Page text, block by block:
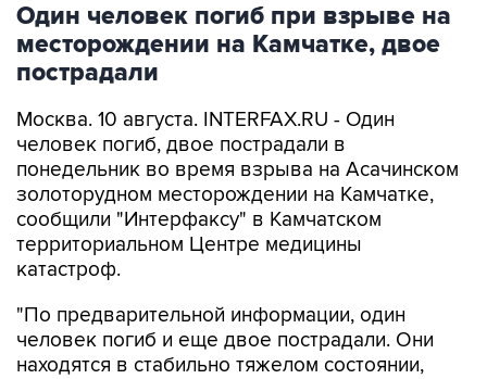
Один человек погиб при взрыве на
месторождении на Камчатке, двое
пострадали
Москва. 10 августа. INTERFAX.RU - Один
человек погиб, двое пострадали в
понедельник во время взрыва на Асачинском
золоторудном месторождении на Камчатке,
сообщили "Интерфаксу" в Камчатском
территориальном Центре медицины
катастроф.
"По предварительной информации, один
человек погиб и еще двое пострадали. Они
находятся в стабильно тяжелом состоянии,